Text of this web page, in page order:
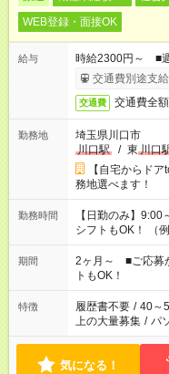
WEB登録・面接OK
給与
時給2300円～ ■
交通費別途支
交通費 交通費全
勤務地
埼玉県川口市
川口駅
/ 東 川口
【自宅からド
務地選べます！
勤務時間
【日勤のみ】9:00～17:00（
シフトもOK！
「家族とお休みを
など、あなたのご希
ーク希望の方へ
のお仕事の勤務時
ません
期間
2ヶ月～ ■ご応募
トもOK！
特徴 履歴書不要 / 40～
上の大量募集 / パ
気になる！